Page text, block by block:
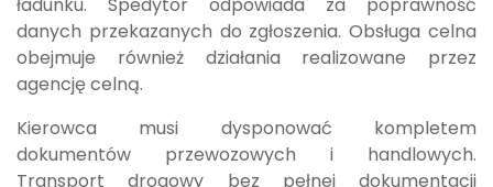
danych przekazanych do zgłoszenia. Obsługa celna
obejmuje również działania realizowane przez
agencję celną.
Kierowca musi dysponować kompletem
dokumentów przewozowych i handlowych.
Transport drogowy bez pełnej dokumentacji